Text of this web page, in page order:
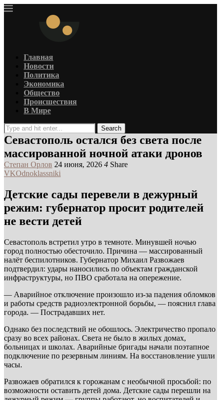
Главная
Новости
Политика
Экономика
Общество
Происшествия
В Мире
Search
Севастополь остался без света после
массированной ночной атаки дронов
Степан Орлов 24 июня, 2026 4 Share
VKOdnoklassniki
Детские сады перевели в дежурный
режим: губернатор просит родителей
не вести детей
Севастополь встретил утро в темноте. Минувшей ночью
город полностью обесточило. Причина — массированный
налёт беспилотников. Губернатор Михаил Развожаев
подтвердил: удары наносились по объектам гражданской
инфраструктуры, но ПВО сработала на опережение.
— Аварийное отключение произошло из-за падения обломков
и работы средств радиоэлектронной борьбы, — пояснил глава
города. — Пострадавших нет.
Однако без последствий не обошлось. Электричество пропало
сразу во всех районах. Света не было в жилых домах,
больницах и школах. Аварийные бригады начали поэтапное
подключение по резервным линиям. На восстановление ушли
часы.
Развожаев обратился к горожанам с необычной просьбой: по
возможности оставить детей дома. Детские сады перешли на